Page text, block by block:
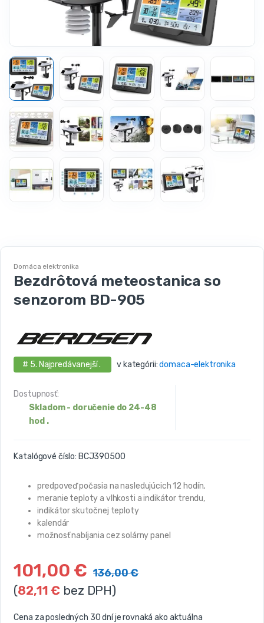
Domáca elektronika
Bezdrôtová meteostanica so
senzorom BD-905
# 5. Najpredávanejší . v kategórii:domaca-elektronika
Dostupnosť:
Skladom - doručenie do 24-48
hod .
Katalógové číslo: BCJ390500
predpoveď počasia na nasledujúcich 12 hodín,
meranie teploty a vlhkosti a indikátor trendu,
indikátor skutočnej teploty
kalendár
možnosť nabíjania cez solárny panel
101,00 € 136,00€
(82,11€ bez DPH)
Cena za posledných 30 dní je rovnaká ako aktuálna